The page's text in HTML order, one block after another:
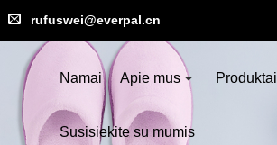
rufuswei@everpal.cn
Namai Apie mus Produktai
Susisiekite su mumis